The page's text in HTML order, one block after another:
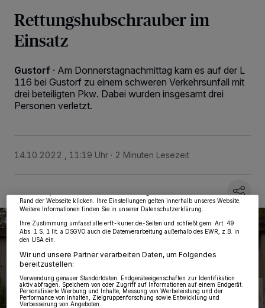
Rettungshubschrauber im
Einsatz
Gustorf · Am Donnerstagnachmittag kam es auf der L
116 bei Gustorf zu einem schweren Verkehrsunfall mit
drei beteiligten Pkw. Dabei wurden insgesamt drei
Personen verletzt.
14.10.2022 , 11:19 Uhr 2 Minuten Lesezeit
von OK aktivieren Sie Tracking-Technologien für die unter „Wir und unsere
Partner verarbeiten Daten, um Ihnen Dienste bereitzustellen“ aufgeführten
Rand der Webseite klicken. Ihre Einstellungen gelten innerhalb unseres Website.
Weitere Informationen finden Sie in unserer Datenschutzerklärung.
Ihre Zustimmung umfasst alle erft-kurier.de-Seiten und schließt gem. Art. 49
Abs. 1 S. 1 lit. a DSGVO auch die Datenverarbeitung außerhalb des EWR, z.B. in
den USA ein.
Wir und unsere Partner verarbeiten Daten, um Folgendes
bereitzustellen:
Verwendung genauer Standortdaten. Endgeräteeigenschaften zur Identifikation
aktiv abfragen. Speichern von oder Zugriff auf Informationen auf einem Endgerät.
Personalisierte Werbung und Inhalte, Messung von Werbeleistung und der
Performance von Inhalten, Zielgruppenforschung sowie Entwicklung und
Verbesserung von Angeboten.